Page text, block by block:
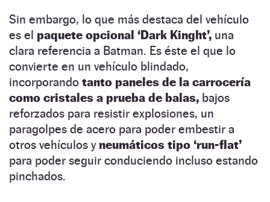
Sin embargo, lo que más destaca del vehículo
es el paquete opcional ‘Dark Kinght’, una
clara referencia a Batman. Es éste el que lo
convierte en un vehículo blindado,
incorporando tanto paneles de la carrocería
como cristales a prueba de balas, bajos
reforzados para resistir explosiones, un
paragolpes de acero para poder embestir a
otros vehículos y neumáticos tipo ‘run-flat’
para poder seguir conduciendo incluso estando
pinchados.